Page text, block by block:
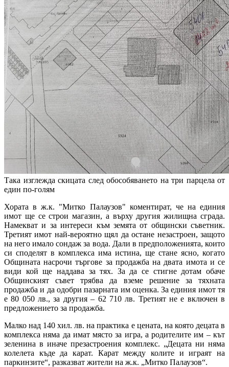
Така изглежда скицата след обособяването на три парцела от
един по-голям
Хората в ж.к. "Митко Палаузов" коментират, че на единия
имот ще се строи магазин, а върху другия жилищна сграда.
Намекват и за интереси към земята от общински съветник.
Третият имот най-вероятно щял да остане незастроен, защото
на него имало сондаж за вода. Дали в предположенията, които
си споделят в комплекса има истина, ще стане ясно, когато
Общината насрочи търгове за продажба на двата имота и се
види кой ще наддава за тях. За да се стигне дотам обаче
Общинският съвет трябва да вземе решение за тяхната
продажба и да одобри пазарната им оценка. За единия имот тя
е 80 050 лв., за другия – 62 710 лв. Третият не е включен в
предложението за продажба.
Малко над 140 хил. лв. на практика е цената, на която децата в
комплекса няма да имат място за игра, а родителите им – кът
зеленина в иначе презастроения комплекс. „Децата ни няма
колелета къде да карат. Карат между колите и играят на
паркинзите“, разказват жители на ж.к. „Митко Палаузов“.